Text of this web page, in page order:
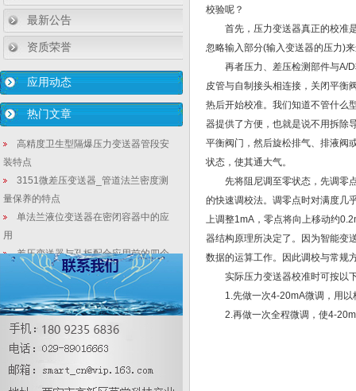
最新公告
资质荣誉
应用动态
热门文章
高精度卫生型隔爆压力变送器管段安
装特点
3151微差压变送器_管道法兰密度测
量保养的特点
单法兰液位变送器在密闭容器中的应
用
差压变送器与孔板配合应用前的四个
检查项目与运行注意
如何正确进行压力变送器和差压变送
器的排污
3151智能电容式液位变送器使用优势
特征
锅炉水位测量中差压液位变送器等液
校验呢？
首先，压力变送器真正的校准是
忽略输入部分(输入变送器的压力)
再者压力、差压检测部件与A/D
皮管与自制接头相连接，关闭平衡
热后开始校准。我们知道不管什么
器提供了方便，也就是说不用拆除
平衡阀门，然后旋松排气、排液阀
状态，使其通大气。
先将阻尼调至零状态，先调零点
的快速调校法。调零点时对满度几
上调整1mA，零点将向上移动约
器结构原理所决定了。因为智能变
数据的运算工作。因此调校与常规
实际压力变送器校准时可按以
1.先做一次4-20mA微调，用以
2.再做一次全程微调，使4-